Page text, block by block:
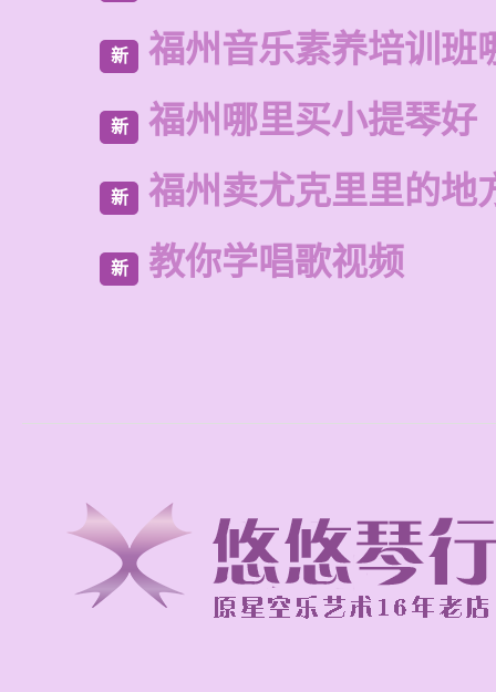
新 福州音乐素养培训班
新 福州哪里买小提琴好
新 福州卖尤克里里的地
新 教你学唱歌视频